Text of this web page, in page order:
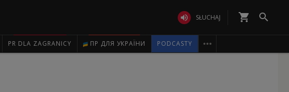
 SŁUCHAJ shopping_cart 
PR DLA ZAGRANICY ПР ДЛЯ УКРАЇНИ PODCASTY 